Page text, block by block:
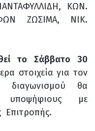
ΚΩΝ.
ΖΩΣΙΜΑ, ΝΙΚ.
το Σάββατο 30
στοιχεία για τον
θα
υποψήφιους με
Επιτροπής.